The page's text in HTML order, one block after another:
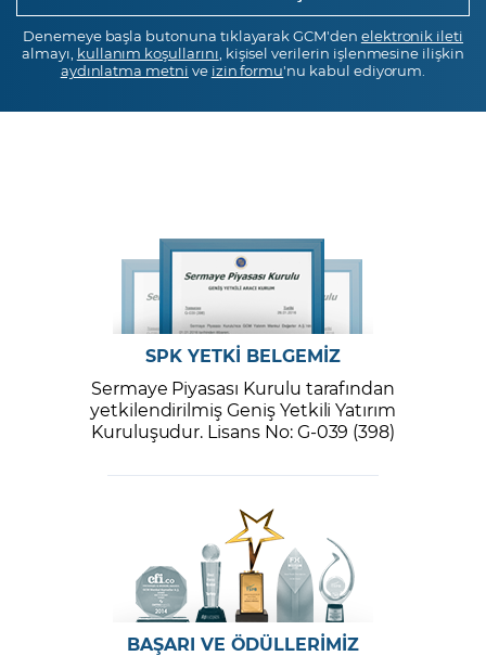
Denemeye başla butonuna tıklayarak GCM'den elektronik ileti
almayı, kullanım koşullarını , kişisel verilerin işlenmesine ilişkin
aydınlatma metni ve izin formu'nu kabul ediyorum.
SPK YETKİ BELGEMİZ
Sermaye Piyasası Kurulu tarafından
yetkilendirilmiş Geniş Yetkili Yatırım
Kuruluşudur. Lisans No: G-039 (398)
BAŞARI VE ÖDÜLLERİMİZ